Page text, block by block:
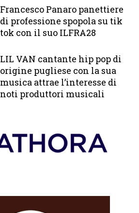
Francesco Panaro panettiere
di professione spopola su tik
tok con il suo ILFRA28
LIL VAN cantante hip pop di
origine pugliese con la sua
musica attrae l’interesse di
noti produttori musicali